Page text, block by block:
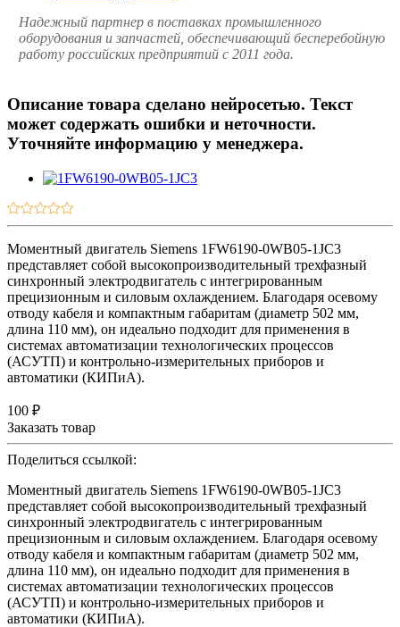
Надежный партнер в поставках промышленного
оборудования и запчастей, обеспечивающий бесперебойную
работу российских предприятий с 2011 года.
Описание товара сделано нейросетью. Текст
может содержать ошибки и неточности.
Уточняйте информацию у менеджера.
Моментный двигатель Siemens 1FW6190-0WB05-1JC3
представляет собой высокопроизводительный трехфазный
синхронный электродвигатель с интегрированным
прецизионным и силовым охлаждением. Благодаря осевому
отводу кабеля и компактным габаритам (диаметр 502 мм,
длина 110 мм), он идеально подходит для применения в
системах автоматизации технологических процессов
(АСУТП) и контрольно-измерительных приборов и
автоматики (КИПиА).
100 ₽
Заказать товар
Поделиться ссылкой:
Моментный двигатель Siemens 1FW6190-0WB05-1JC3
представляет собой высокопроизводительный трехфазный
синхронный электродвигатель с интегрированным
прецизионным и силовым охлаждением. Благодаря осевому
отводу кабеля и компактным габаритам (диаметр 502 мм,
длина 110 мм), он идеально подходит для применения в
системах автоматизации технологических процессов
(АСУТП) и контрольно-измерительных приборов и
автоматики (КИПиА).